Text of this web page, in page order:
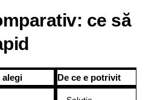
ce să
alegi De ce e potrivit